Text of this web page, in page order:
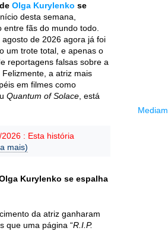
Olga Kurylenko se
desta semana,
fãs do mundo todo.
de 2026 agora já foi
um trote total, e apenas o
reportagens falsas sobre a
a atriz mais
em filmes como
Quantum of Solace , está
: Esta história
mais)
Kurylenko se espalha
da atriz ganharam
que uma página “R.I.P.